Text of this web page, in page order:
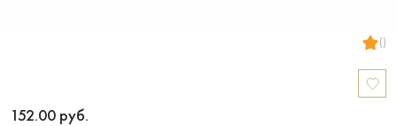
()
152.00 руб.